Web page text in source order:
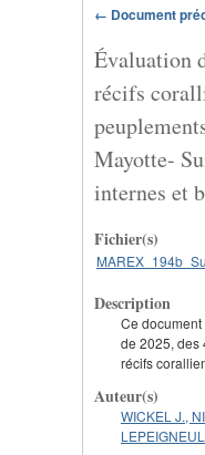
← Document
Évaluation
récifs
Mayotte-
internes et
Fichier(s)
Description
Ce
de 2025, des
récifs
Auteur(s)
WICKEL J.,